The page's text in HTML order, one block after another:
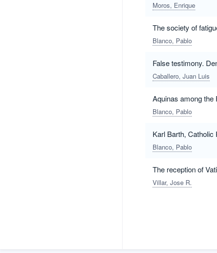
Moros, Enrique
The society of
Blanco, Pablo
False testimony.
Caballero, Juan Luis
Aquinas among the
Blanco, Pablo
Karl Barth, Catholic
Blanco, Pablo
The reception of
Villar, Jose R.